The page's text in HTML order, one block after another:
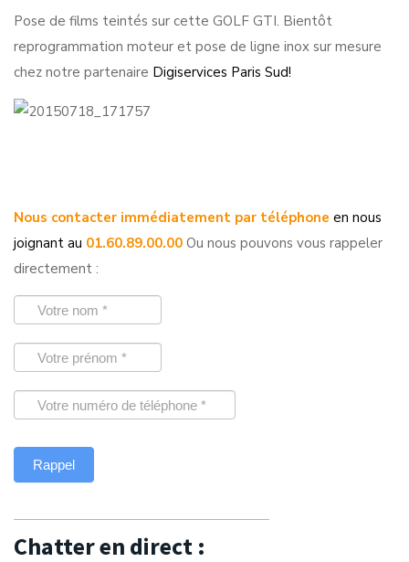
Pose de films teintés sur cette GOLF GTI. Bientôt
reprogrammation moteur et pose de ligne inox sur mesure
chez notre partenaire Digiservices Paris Sud!
Nous contacter immédiatement par téléphone en nous
joignant au 01.60.89.00.00 Ou nous pouvons vous rappeler
directement :
Chatter en direct :